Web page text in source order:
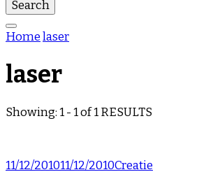
Homelaser
laser
Showing: 1 - 1 of 1 RESULTS
11/12/201011/12/2010Creatie